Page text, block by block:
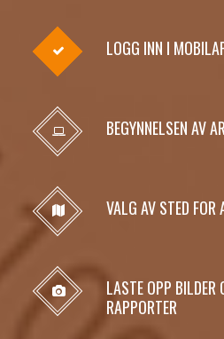
LOGG INN I
BEGYNNELSEN AV
VALG AV STED FOR
LASTE OPP BILDER
RAPPORTER